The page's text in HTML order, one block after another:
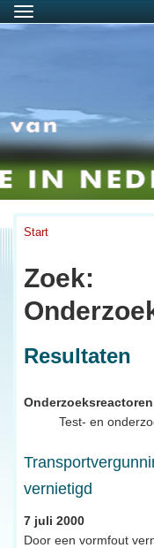
Menu
Start
Zoek:
Resultaten
Test- en
vernietigd
7 juli 2000
Door een vormfout